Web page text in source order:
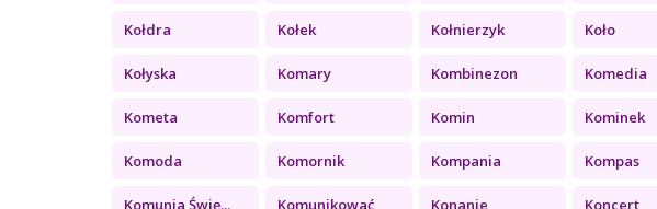
Kołdra Kołek Kołnierzyk Koło
Kołyska Komary Kombinezon Komedia
Kometa Komfort Komin Kominek
Komoda Komornik Kompania Kompas
Komunia Świę... Komunikować Konanie Koncert